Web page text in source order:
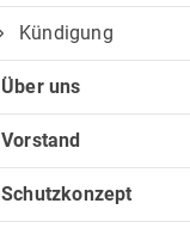
Kündigung
Über uns
Vorstand
Schutzkonzept